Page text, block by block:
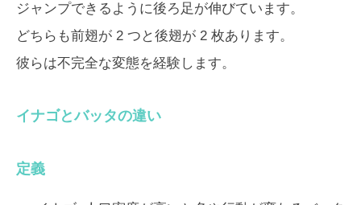
ジャンプできるように後ろ足が伸びています。
どちらも前翅が 2 つと後翅が 2 枚あります。
彼らは不完全な変態を経験します。
イナゴとバッタの違い
定義